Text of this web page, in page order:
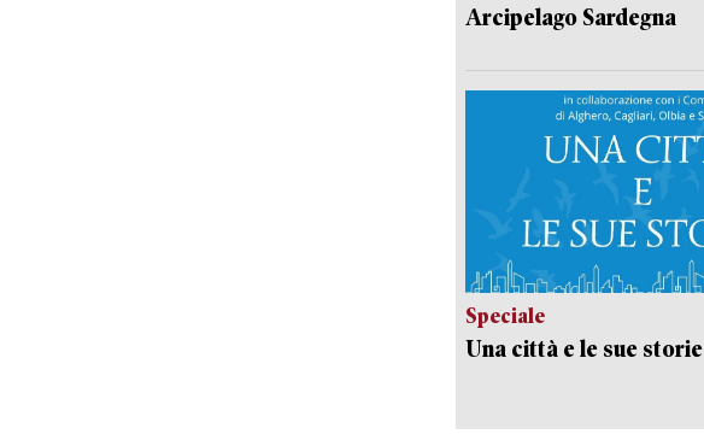
Arcipelago Sardegna
Speciale
Una città e le sue storie